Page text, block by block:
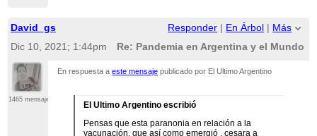
David_gs Responder | En Árbol | Más
Dic 10, 2021; 1:44pm
Re: Pandemia en Argentina y el Mundo
1465 mensajes
En respuesta aeste mensaje publicado por El Ultimo Argentino
El Ultimo Argentino escribió
Pensas que esta paranonia en relación a la
vacunación, que así como emergió , cesara a